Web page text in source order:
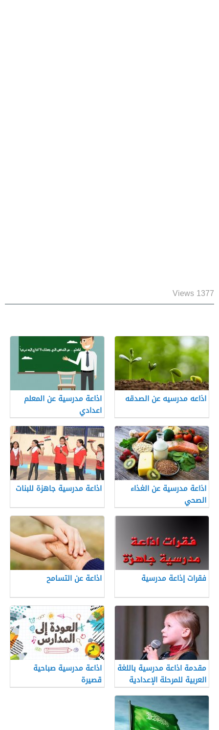
1377 Views
اذاعه مدرسيه عن الصدقه
اذاعة مدرسية عن المعلم
اعدادي
اذاعة مدرسية عن الغذاء
الصحي
اذاعة مدرسية جاهزة للبنات
فقرات إذاعة مدرسية اذاعة عن التسامح
مقدمة اذاعة مدرسية باللغة
العربية للمرحلة الإعدادية
اذاعة مدرسية صباحية
قصيرة